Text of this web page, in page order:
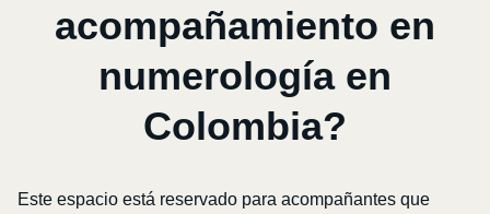
acompañamiento en
numerología en
Colombia?
Este espacio está reservado para acompañantes que